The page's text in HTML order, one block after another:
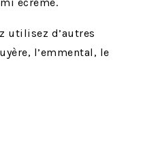
utilisez d’autres
l’emmental, le